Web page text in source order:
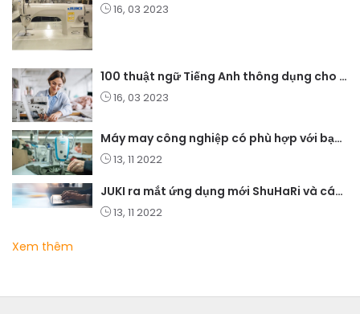
16, 03 2023
100 thuật ngữ Tiếng Anh thông dụng cho ngành may mặc
16, 03 2023
Máy may công nghiệp có phù hợp với bạn không?
13, 11 2022
JUKI ra mắt ứng dụng mới ShuHaRi và các giải pháp học tập điện tử
13, 11 2022
Xem thêm